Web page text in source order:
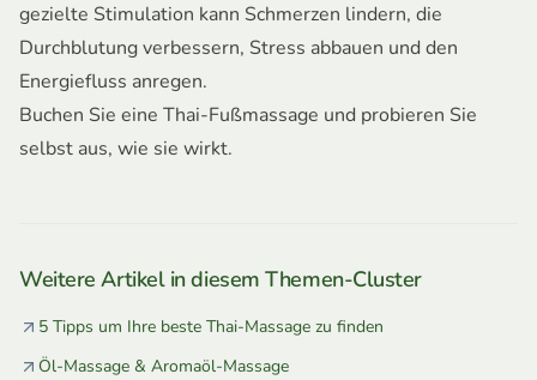
gezielte Stimulation kann Schmerzen lindern, die
Durchblutung verbessern, Stress abbauen und den
Energiefluss anregen.
Buchen Sie eine Thai-Fußmassage und probieren Sie
selbst aus, wie sie wirkt.
Weitere Artikel in diesem Themen-Cluster
5 Tipps um Ihre beste Thai-Massage zu finden
Öl-Massage & Aromaöl-Massage